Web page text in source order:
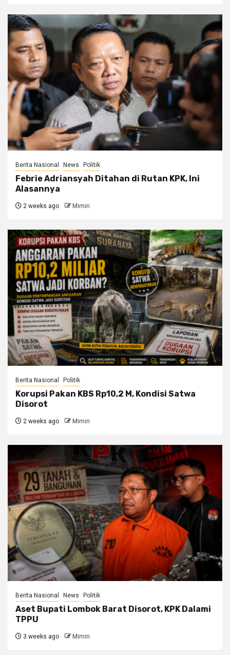
Berita Nasional News Politik
Febrie Adriansyah Ditahan di Rutan KPK, Ini
Alasannya
2 weeks ago Mimin
Berita Nasional Politik
Korupsi Pakan KBS Rp10,2 M, Kondisi Satwa
Disorot
2 weeks ago Mimin
Berita Nasional News Politik
Aset Bupati Lombok Barat Disorot, KPK Dalami
TPPU
3 weeks ago Mimin